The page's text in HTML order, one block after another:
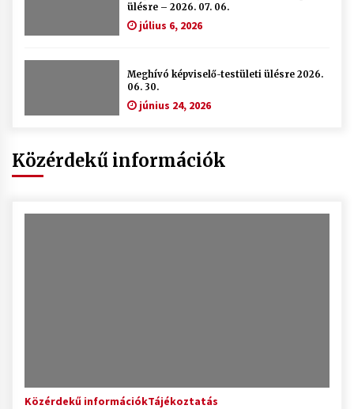
ülésre – 2026. 07. 06.
július 6, 2026
Meghívó képviselő-testületi ülésre 2026.
06. 30.
június 24, 2026
Közérdekű információk
Közérdekű információkTájékoztatás